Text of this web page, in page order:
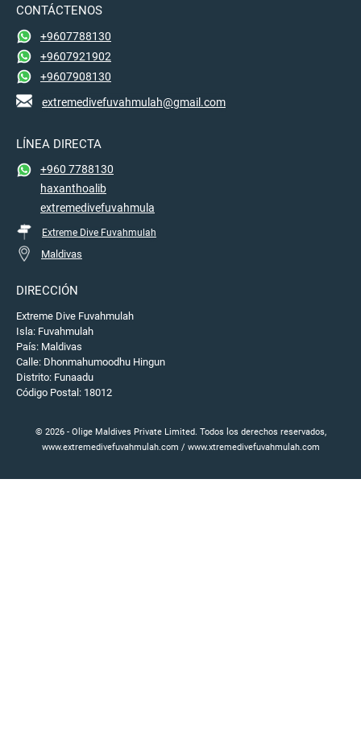
CONTÁCTENOS
+9607788130
+9607921902
+9607908130
extremedivefuvahmulah@gmail.com
LÍNEA DIRECTA
+960 7788130
haxanthoalib
extremedivefuvahmula
Extreme Dive Fuvahmulah
Maldivas
DIRECCIÓN
Extreme Dive Fuvahmulah
Isla: Fuvahmulah
País: Maldivas
Calle: Dhonmahumoodhu Hingun
Distrito: Funaadu
Código Postal: 18012
© 2026 - Olige Maldives Private Limited. Todos los derechos reservados,
www.extremedivefuvahmulah.com / www.xtremedivefuvahmulah.com